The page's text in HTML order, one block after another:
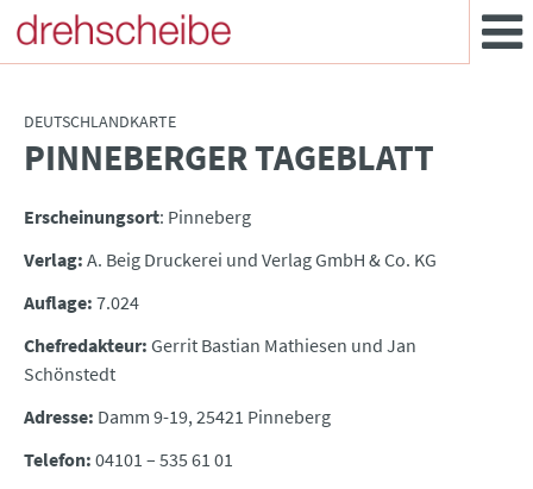
DEUTSCHLANDKARTE
:PINNEBERGER TAGEBLATT
Erscheinungsort: Pinneberg
Verlag: A. Beig Druckerei und Verlag GmbH & Co. KG
Auflage: 7.024
Chefredakteur: Gerrit Bastian Mathiesen und Jan
Schönstedt
Adresse: Damm 9-19, 25421 Pinneberg
Telefon: 04101 – 535 61 01